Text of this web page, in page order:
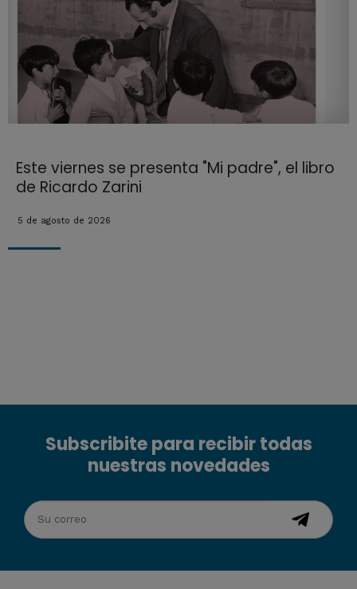
Este viernes se presenta "Mi padre", el libro
de Ricardo Zarini
5 de agosto de 2026
Subscribite para recibir todas
nuestras novedades